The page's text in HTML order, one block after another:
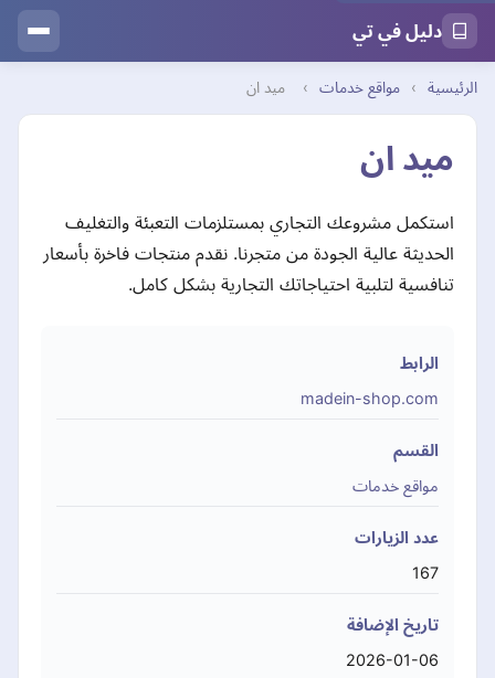
دليل في تي
الرئيسية › مواقع خدمات › ميد ان
ميد ان
استكمل مشروعك التجاري بمستلزمات التعبئة والتغليف
الحديثة عالية الجودة من متجرنا. نقدم منتجات فاخرة بأسعار
تنافسية لتلبية احتياجاتك التجارية بشكل كامل.
الرابط
madein-shop.com
القسم
مواقع خدمات
عدد الزيارات
167
تاريخ الإضافة
2026-01-06